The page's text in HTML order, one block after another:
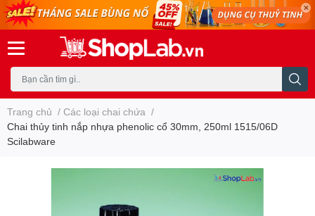
Trang chủ / Các loại chai chứa /
Chai thủy tinh nắp nhựa phenolic cổ 30mm, 250ml 1515/06D
Scilabware